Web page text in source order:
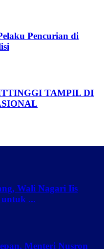
Pencurian di
TAMPIL DI
Wali Nagari Iis
...
Menteri Nusron